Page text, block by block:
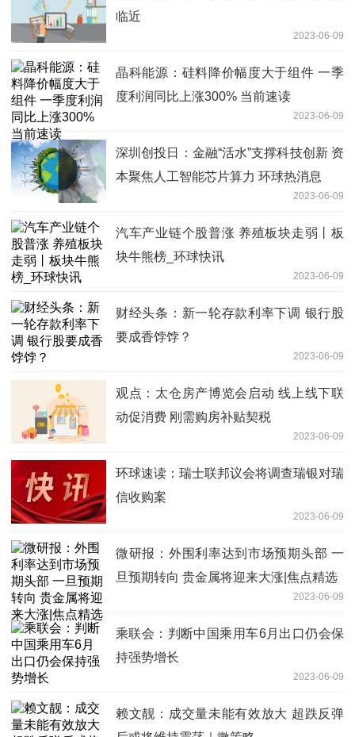
临近
2023-06-09
晶科能源：硅料降价幅度大于组件 一季
度利润同比上涨300% 当前速读
2023-06-09
深圳创投日：金融“活水”支撑科技创新 资
本聚焦人工智能芯片算力 环球热消息
2023-06-09
汽车产业链个股普涨 养殖板块走弱丨板
块牛熊榜_环球快讯
2023-06-09
财经头条：新一轮存款利率下调 银行股
要成香饽饽？
2023-06-09
观点：太仓房产博览会启动 线上线下联
动促消费 刚需购房补贴契税
2023-06-09
环球速读：瑞士联邦议会将调查瑞银对瑞
信收购案
2023-06-09
微研报：外围利率达到市场预期头部 一
旦预期转向 贵金属将迎来大涨|焦点精选
2023-06-09
乘联会：判断中国乘用车6月出口仍会保
持强势增长
2023-06-09
赖文靓：成交量未能有效放大 超跌反弹